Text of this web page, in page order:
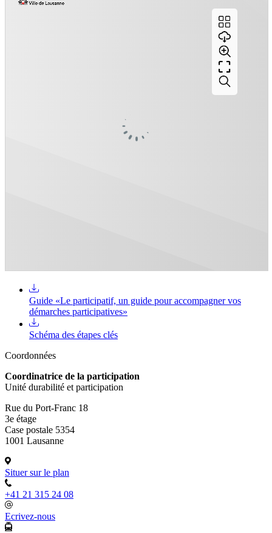
Guide «Le participatif, un guide pour accompagner vos
démarches participatives»
Schéma des étapes clés
Coordonnées
Coordinatrice de la participation
Unité durabilité et participation
Rue du Port-Franc 18
3e étage
Case postale 5354
1001 Lausanne
Situer sur le plan
+41 21 315 24 08
Ecrivez-nous